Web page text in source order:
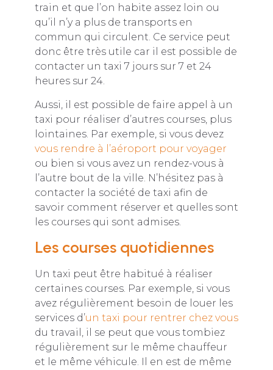
train et que l’on habite assez loin ou
qu’il n’y a plus de transports en
commun qui circulent. Ce service peut
donc être très utile car il est possible de
contacter un taxi 7 jours sur 7 et 24
heures sur 24.
Aussi, il est possible de faire appel à un
taxi pour réaliser d’autres courses, plus
lointaines. Par exemple, si vous devez
vous rendre à l’aéroport pour voyager
ou bien si vous avez un rendez-vous à
l’autre bout de la ville. N’hésitez pas à
contacter la société de taxi afin de
savoir comment réserver et quelles sont
les courses qui sont admises.
Les courses quotidiennes
Un taxi peut être habitué à réaliser
certaines courses. Par exemple, si vous
avez régulièrement besoin de louer les
services d’un taxi pour rentrer chez vous
du travail, il se peut que vous tombiez
régulièrement sur le même chauffeur
et le même véhicule. Il en est de même